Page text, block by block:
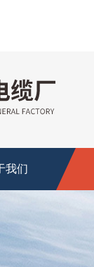
我们